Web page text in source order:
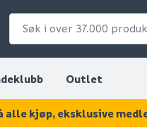
Outlet
alle kjøp, eksklusive